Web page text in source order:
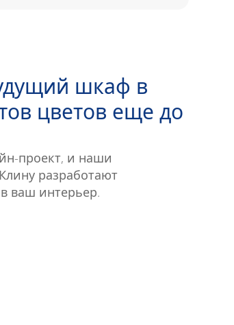
шкаф в
цветов еще до
проект, и наши
разработают
ваш интерьер.